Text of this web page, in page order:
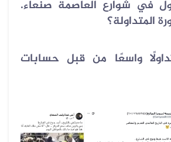
في شوارع العاصمة صنعاء.
المتداولة؟
واسعًا من قبل حسابات